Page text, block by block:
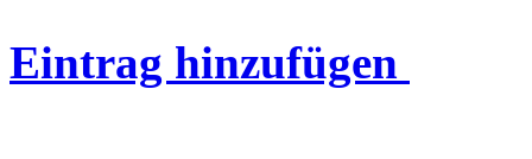
Eintrag hinzufügen